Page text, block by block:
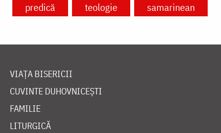
predică teologie samarinean
VIAȚA BISERICII
CUVINTE DUHOVNICEȘTI
FAMILIE
LITURGICĂ